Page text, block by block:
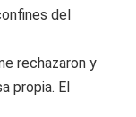
del
rechazaron y
propia. El